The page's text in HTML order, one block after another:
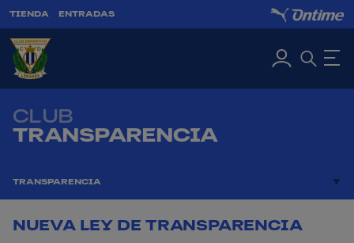
TIENDA ENTRADAS
TRANSPARENCIA
CLUB
TRANSPARENCIA
NUEVA LEY DE TRANSPARENCIA